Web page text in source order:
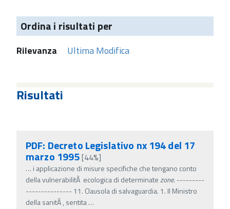
Ordina i risultati per
Rilevanza Ultima Modifica
Risultati
PDF: Decreto Legislativo nx 194 del 17
marzo 1995[44%]
… i applicazione di misure specifiche che tengano conto
della vulnerabilitÃ ecologica di determinatezone. ---------
--------------- 11. Clausola di salvaguardia. 1. Il Ministro
della sanitÃ , sentita…